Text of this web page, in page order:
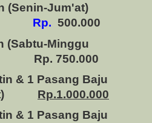
(Senin-Jum'at)
Rp. 500.000
(Sabtu-Minggu
Rp. 750.000
& 1 Pasang Baju
Rp.1.000.000
& 1 Pasang Baju